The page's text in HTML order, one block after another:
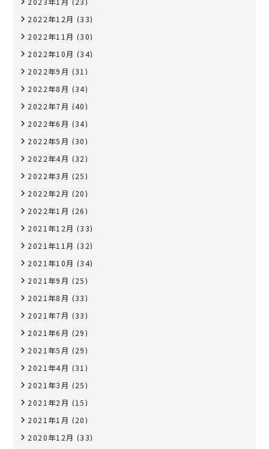
2022年12月 (33)
2022年11月 (30)
2022年10月 (34)
2022年9月 (31)
2022年8月 (34)
2022年7月 (40)
2022年6月 (34)
2022年5月 (30)
2022年4月 (32)
2022年3月 (25)
2022年2月 (20)
2022年1月 (26)
2021年12月 (33)
2021年11月 (32)
2021年10月 (34)
2021年9月 (25)
2021年8月 (33)
2021年7月 (33)
2021年6月 (29)
2021年5月 (29)
2021年4月 (31)
2021年3月 (25)
2021年2月 (15)
2021年1月 (20)
2020年12月 (33)